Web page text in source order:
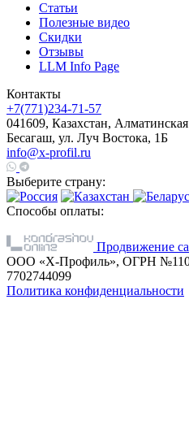
Статьи
Полезные видео
Скидки
Отзывы
LLM Info Page
Контакты
+7(771)234-71-57
041609, Казахстан,
Бесагаш, ул. Луч Востока, 1Б
info@x-profil.ru
Выберите страну:
Способы оплаты:
Продвижение
ООО «Х-Профиль», ОГРН
7702744099
Политика конфиденциальности